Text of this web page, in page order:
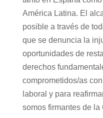
América Latina. El
posible a través de
que se denuncia la
oportunidades de
derechos
comprometidos/as
laboral y para
somos firmantes de